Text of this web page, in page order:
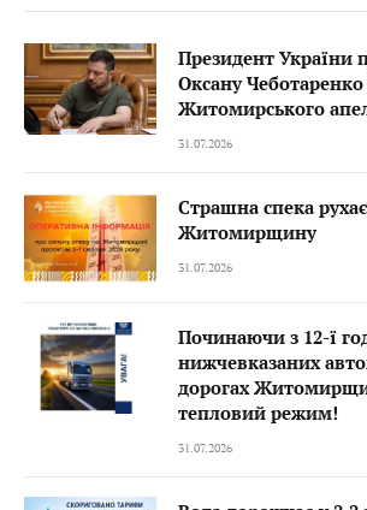
Президент України
Оксану
Житомирського
31.07.2026
Страшна спека
Житомирщину
31.07.2026
Починаючи з 12-ї
нижчевказаних
дорогах
тепловий режим!
31.07.2026